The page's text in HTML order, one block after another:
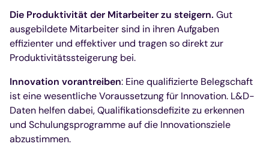
Die Produktivität der Mitarbeiter zu steigern. Gut
ausgebildete Mitarbeiter sind in ihren Aufgaben
effizienter und effektiver und tragen so direkt zur
Produktivitätssteigerung bei.
Innovation vorantreiben: Eine qualifizierte Belegschaft
ist eine wesentliche Voraussetzung für Innovation. L&D-
Daten helfen dabei, Qualifikationsdefizite zu erkennen
und Schulungsprogramme auf die Innovationsziele
abzustimmen.